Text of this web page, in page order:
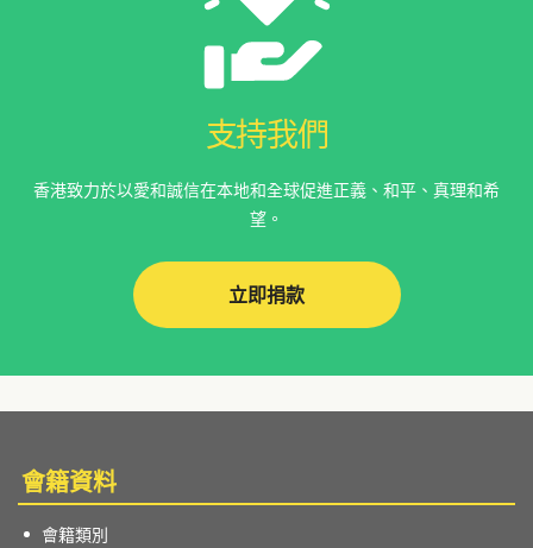
支持我們
香港致力於以愛和誠信在本地和全球促進正義、和平、真理和希
望。
立即捐款
會籍資料
會籍類別